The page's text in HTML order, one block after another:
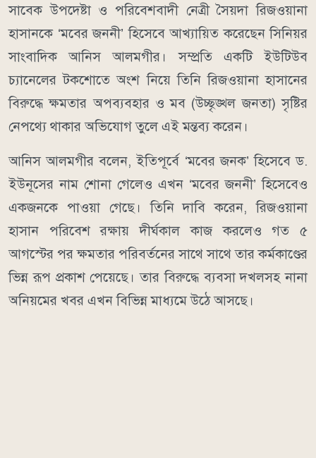
সাবেক উপদেষ্টা ও পরিবেশবাদী নেত্রী সৈয়দা রিজওয়ানা
হাসানকে ‘মবের জননী’ হিসেবে আখ্যায়িত করেছেন সিনিয়র
সাংবাদিক আনিস আলমগীর। সম্প্রতি একটি ইউটিউব
চ্যানেলের টকশোতে অংশ নিয়ে তিনি রিজওয়ানা হাসানের
বিরুদ্ধে ক্ষমতার অপব্যবহার ও মব (উচ্ছৃঙ্খল জনতা) সৃষ্টির
নেপথ্যে থাকার অভিযোগ তুলে এই মন্তব্য করেন।
আনিস আলমগীর বলেন, ইতিপূর্বে ‘মবের জনক’ হিসেবে ড.
ইউনূসের নাম শোনা গেলেও এখন ‘মবের জননী’ হিসেবেও
একজনকে পাওয়া গেছে। তিনি দাবি করেন, রিজওয়ানা
হাসান পরিবেশ রক্ষায় দীর্ঘকাল কাজ করলেও গত ৫
আগস্টের পর ক্ষমতার পরিবর্তনের সাথে সাথে তার কর্মকাণ্ডের
ভিন্ন রূপ প্রকাশ পেয়েছে। তার বিরুদ্ধে ব্যবসা দখলসহ নানা
অনিয়মের খবর এখন বিভিন্ন মাধ্যমে উঠে আসছে।